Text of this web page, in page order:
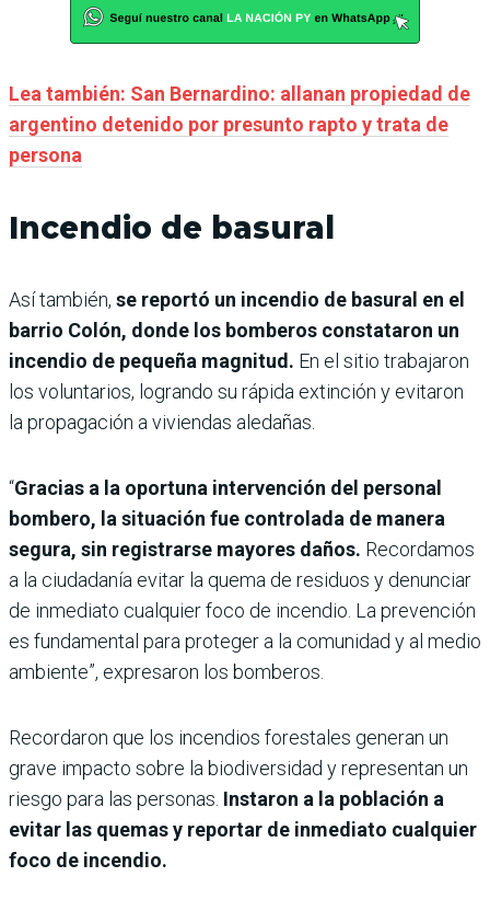
Lea también: San Bernardino: allanan propiedad de
argentino detenido por presunto rapto y trata de
persona
Incendio de basural
Así también, se reportó un incendio de basural en el
barrio Colón, donde los bomberos constataron un
incendio de pequeña magnitud. En el sitio trabajaron
los voluntarios, logrando su rápida extinción y evitaron
la propagación a viviendas aledañas.
“Gracias a la oportuna intervención del personal
bombero, la situación fue controlada de manera
segura, sin registrarse mayores daños. Recordamos
a la ciudadanía evitar la quema de residuos y denunciar
de inmediato cualquier foco de incendio. La prevención
es fundamental para proteger a la comunidad y al medio
ambiente”, expresaron los bomberos.
Recordaron que los incendios forestales generan un
grave impacto sobre la biodiversidad y representan un
riesgo para las personas. Instaron a la población a
evitar las quemas y reportar de inmediato cualquier
foco de incendio.